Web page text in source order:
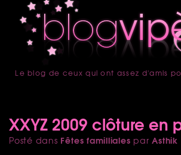
accueil
Le blog de ceux qui ont assez d'amis
XXYZ 2009 clôture en
Posté dans Fêtes familliales parAsthik